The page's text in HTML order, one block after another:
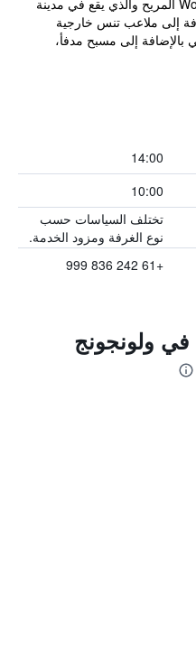
يوفر Wollongong Surf Leisure Resort المريح والذي يقع في مدينة
إلى ملاعب تنس خارجية
إلى مسبح مدفأ،
14:00
10:00
تختلف السياسات حسب
نوع الغرفة ومزود الخدمة.
+61 242 836 999
في ولونجونج